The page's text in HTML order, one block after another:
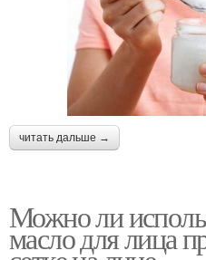
читать дальше →
Можно ли
масло для лица